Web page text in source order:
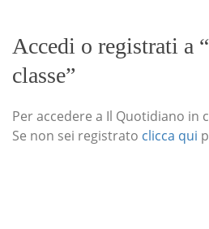
Accedi o registrati a
classe”
Per accedere a Il Quotidiano in
Se non sei registrato clicca qui